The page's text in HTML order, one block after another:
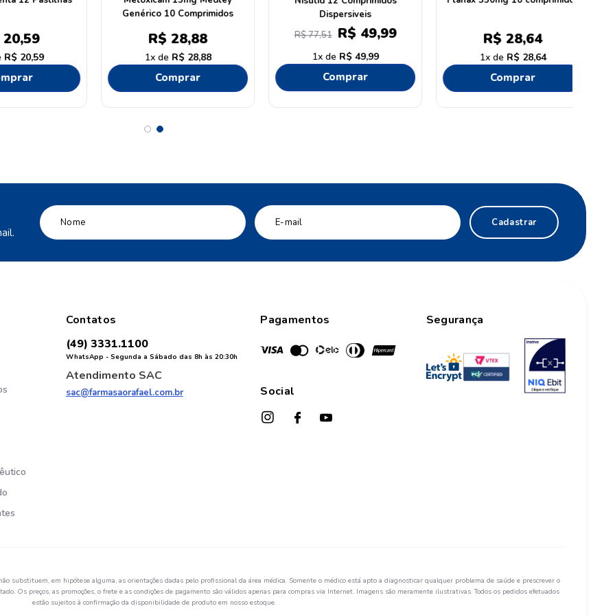
64
,64
12, 15
R$ 12,15
Comprar
30,20 R$ 12,99
R$ 12,99
Comprar
R$ 16, 99
R$ 16,99
Comprar
Cadastrar
Contatos
(49) 3331.1100
WhatsApp - Segunda a Sábado das 8h às 20:30h
Atendimento SAC
sac@farmasaorafael.com.br
Pagamentos
Social
Segurança
substituem, em hipótese alguma, as orientações dadas pelo profissional da área médica. Somente o médico está apto a diagnosticar qualquer problema de saúde e prescrever o
Os preços, as promoções, o frete e as condições de pagamento são válidos apenas para compras via Internet. Imagens são meramente ilustrativas. Todos os pedidos efetuados
estão sujeitos à confirmação da disponibilidade de produto em nosso estoque.